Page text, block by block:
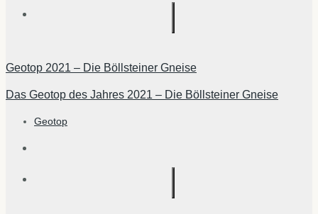
Geotop 2021 – Die Böllsteiner Gneise
Das Geotop des Jahres 2021 – Die Böllsteiner Gneise
Geotop